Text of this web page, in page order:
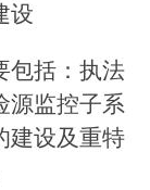
设
包括：执法
源监控子系
建设及重特